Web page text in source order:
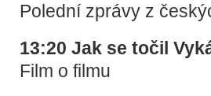
Polední zprávy z
13:20 Jak se točil
Film o filmu